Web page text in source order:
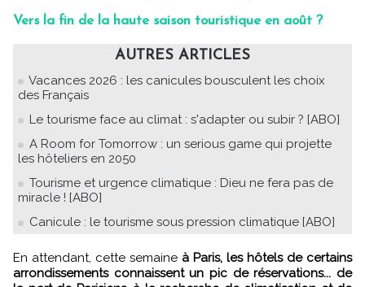
Vers la fin de la haute saison touristique en août ?
AUTRES ARTICLES
Vacances 2026 : les canicules bousculent les choix
des Français
Le tourisme face au climat : s'adapter ou subir ? [ABO]
A Room for Tomorrow : un serious game qui projette
les hôteliers en 2050
Tourisme et urgence climatique : Dieu ne fera pas de
miracle ! [ABO]
Canicule : le tourisme sous pression climatique [ABO]
En attendant, cette semaine à Paris, les hôtels de certains
arrondissements connaissent un pic de réservations... de